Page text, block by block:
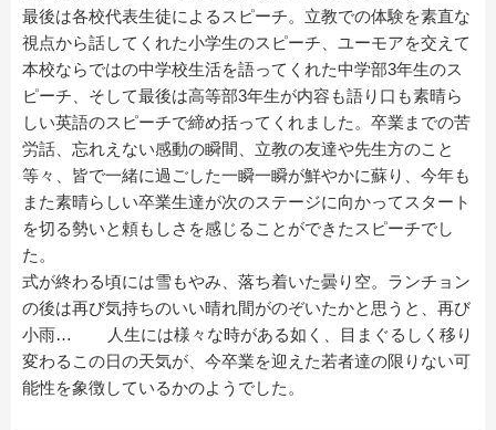
最後は各校代表生徒によるスピーチ。立教での体験を素直な
視点から話してくれた小学生のスピーチ、ユーモアを交えて
本校ならではの中学校生活を語ってくれた中学部3年生のス
ピーチ、そして最後は高等部3年生が内容も語り口も素晴ら
しい英語のスピーチで締め括ってくれました。卒業までの苦
労話、忘れえない感動の瞬間、立教の友達や先生方のこと
等々、皆で一緒に過ごした一瞬一瞬が鮮やかに蘇り、今年も
また素晴らしい卒業生達が次のステージに向かってスタート
を切る勢いと頼もしさを感じることができたスピーチでし
た。
式が終わる頃には雪もやみ、落ち着いた曇り空。ランチョン
の後は再び気持ちのいい晴れ間がのぞいたかと思うと、再び
小雨… 人生には様々な時がある如く、目まぐるしく移り
変わるこの日の天気が、今卒業を迎えた若者達の限りない可
能性を象徴しているかのようでした。